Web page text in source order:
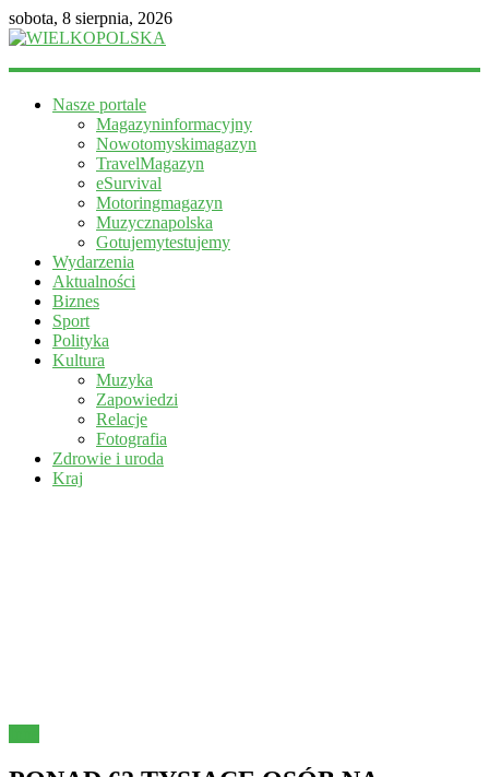
sobota, 8 sierpnia, 2026
WIELKOPOLSKA
informacyjny
Nasze portale
Magazyninformacyjny
Nowotomyskimagazyn
TravelMagazyn
eSurvival
Motoringmagazyn
Muzycznapolska
Gotujemytestujemy
Wydarzenia
Aktualności
Biznes
Sport
Polityka
Kultura
Muzyka
Zapowiedzi
Relacje
Fotografia
Zdrowie i uroda
Kraj